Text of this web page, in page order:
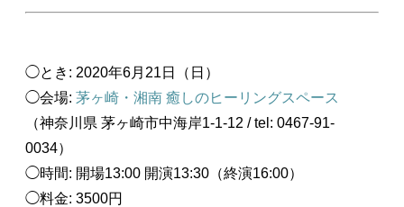
◯とき: 2020年6月21日（日）
◯会場: 茅ヶ崎・湘南 癒しのヒーリングスペース
（神奈川県 茅ヶ崎市中海岸1-1-12 / tel: 0467-91-
0034）
◯時間: 開場13:00 開演13:30（終演16:00）
◯料金: 3500円